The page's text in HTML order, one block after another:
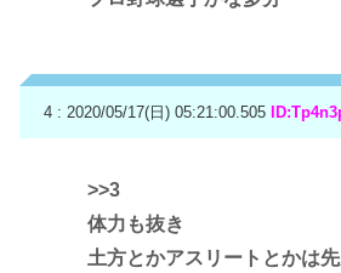
4 : 2020/05/17(日) 05:21:00.505
>>3
体力も抜き
土方とかアスリートとかは